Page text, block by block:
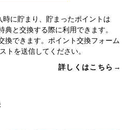
時に貯まり、貯まったポイントは
典と交換する際に利用できます。
換できます。ポイント交換フォーム
トを送信してください。
詳しくはこちら→